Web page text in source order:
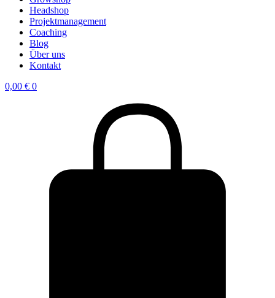
Headshop
Projektmanagement
Coaching
Blog
Über uns
Kontakt
0,00 € 0